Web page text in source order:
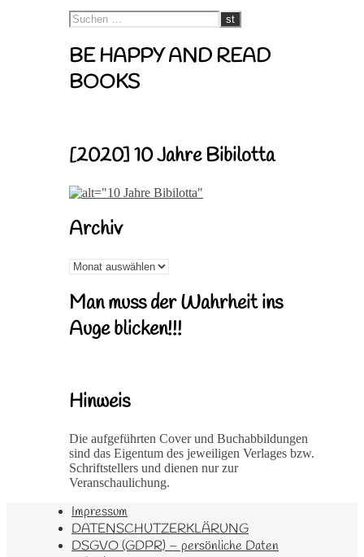
BE HAPPY AND READ
BOOKS
[2020] 10 Jahre Bibilotta
Archiv
Archiv
Man muss der Wahrheit ins
Auge blicken!!!
Hinweis
Die aufgeführten Cover und Buchabbildungen
sind das Eigentum des jeweiligen Verlages bzw.
Schriftstellers und dienen nur zur
Veranschaulichung.
Impressum
DATENSCHUTZERKLÄRUNG
DSGVO (GDPR) – persönliche Daten